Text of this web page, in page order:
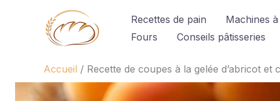
Recettes de pain Machines
Fours
Conseils pâtisseries
Accueil Recette de coupes à la gelée d’abricot et